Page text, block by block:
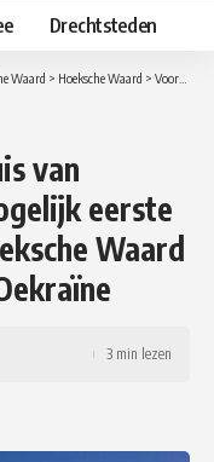
aanpassen
Drechtsteden
Waard > Hoeksche Waard > Voormalig gemeentehuis van Korendijk in Piershil mogelijk eerste opvanglocatie in de Hoeksche Waard voor vluchtelingen uit Oekraïne
van
eerste
Waard
3 min lezen